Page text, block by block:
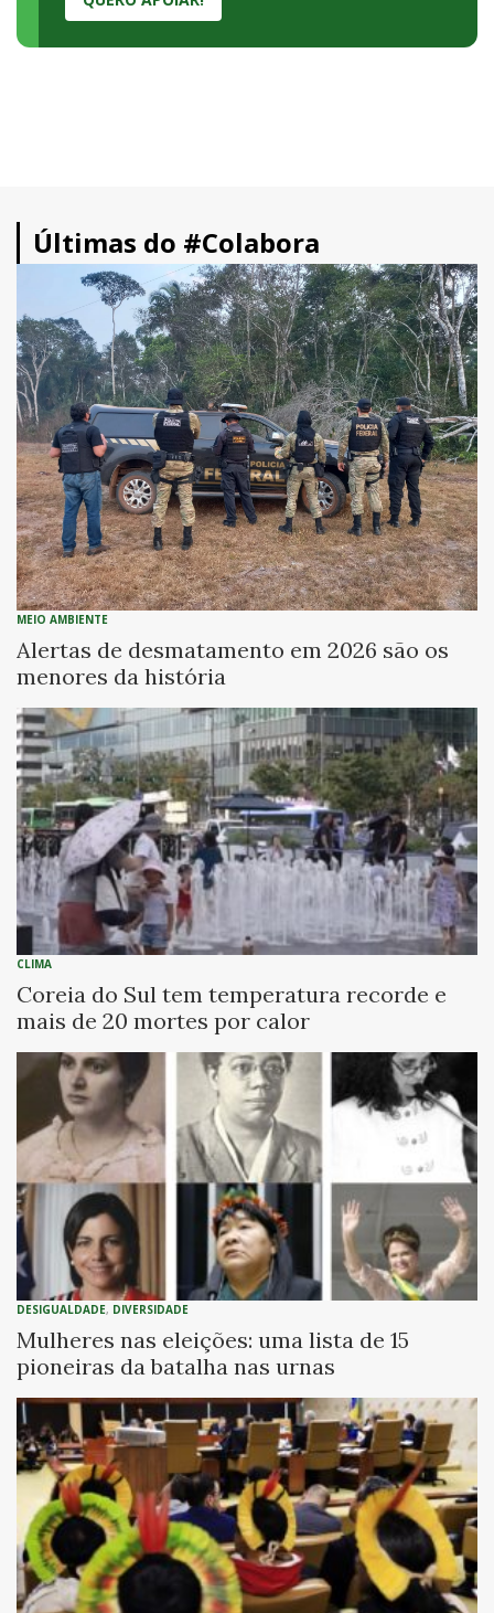
Últimas do #Colabora
MEIO AMBIENTE
Alertas de desmatamento em 2026 são os
menores da história
CLIMA
Coreia do Sul tem temperatura recorde e
mais de 20 mortes por calor
DESIGUALDADE, DIVERSIDADE
Mulheres nas eleições: uma lista de 15
pioneiras da batalha nas urnas